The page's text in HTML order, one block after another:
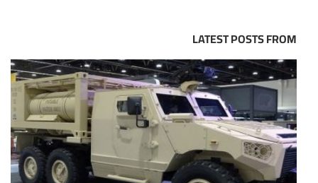
LATEST POSTS FROM